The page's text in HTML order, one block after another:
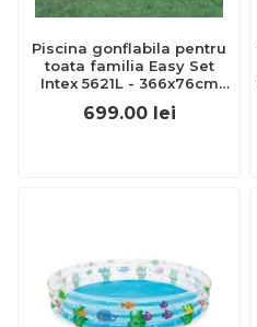
Piscina gonflabila pentru
toata familia Easy Set
Intex 5621L - 366x76cm
699.00 lei